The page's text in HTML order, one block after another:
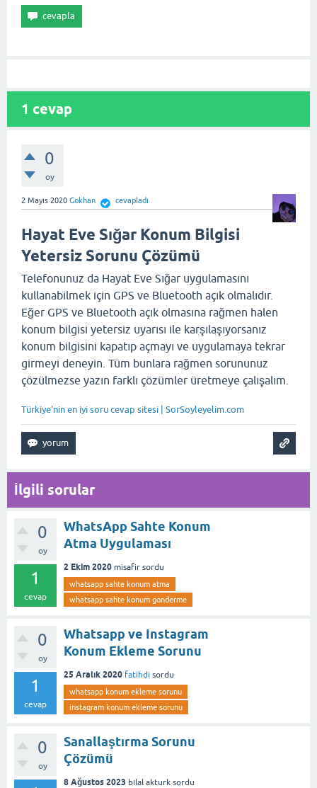
1 cevap
0
oy
2 Mayıs 2020 Gokhan cevapladı
Hayat Eve Sığar Konum Bilgisi
Yetersiz Sorunu Çözümü
Telefonunuz da Hayat Eve Sığar uygulamasını
kullanabilmek için GPS ve Bluetooth açık olmalıdır.
Eğer GPS ve Bluetooth açık olmasına rağmen halen
konum bilgisi yetersiz uyarısı ile karşılaşıyorsanız
konum bilgisini kapatıp açmayı ve uygulamaya tekrar
girmeyi deneyin. Tüm bunlara rağmen sorununuz
çözülmezse yazın farklı çözümler üretmeye çalışalım.
Türkiye'nin en iyi soru cevap sitesi | SorSoyleyelim.com
İlgili sorular
0
oy
1
cevap
WhatsApp Sahte Konum
Atma Uygulaması
2 Ekim 2020 misafir sordu
whatsapp sahte konum atma
whatsapp sahte konum gonderme
0
oy
1
cevap
Whatsapp ve Instagram
Konum Ekleme Sorunu
25 Aralık 2020 fatihdi sordu
whatsapp konum ekleme sorunu
instagram konum ekleme sorunu
0
oy
Sanallaştırma Sorunu
Çözümü
8 Ağustos 2023 bılal akturk sordu